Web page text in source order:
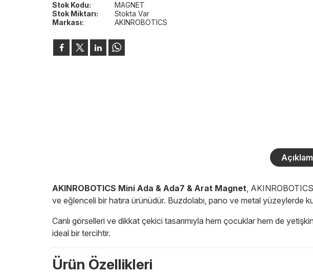
Stok Kodu:
MAGNET
Stok Miktarı:
Stokta Var
Markası:
AKINROBOTICS
AKINROBOTICS Mini Ada & Ada7 & Arat Magnet,
ve eğlenceli bir hatıra ürünüdür. Buzdolabı, pano ve metal yüzeylerde
Canlı görselleri ve dikkat çekici tasarımıyla hem çocuklar hem de
ideal bir tercihtir.
Ürün Özellikleri